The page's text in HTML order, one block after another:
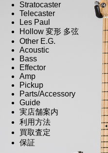
Stratocaster
Telecaster
Les Paul
Hollow 変形 多弦
Other E.G.
Acoustic
Bass
Effector
Amp
Pickup
Parts/Accessory
Guide
実店舗案内
利用方法
買取査定
保証